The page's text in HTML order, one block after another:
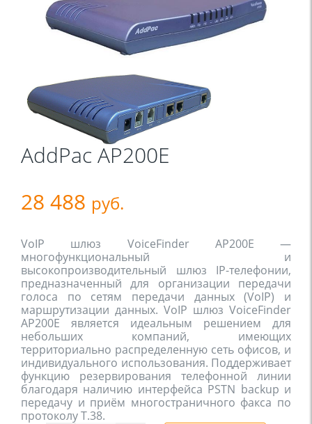
AddPac AP200E
28 488 руб.
VoIP шлюз VoiceFinder AP200E —
многофункциональный и
высокопроизводительный шлюз IP-телефонии,
предназначенный для организации передачи
голоса по сетям передачи данных (VoIP) и
маршрутизации данных. VoIP шлюз VoiceFinder
AP200E является идеальным решением для
небольших компаний, имеющих
территориально распределенную сеть офисов, и
индивидуального использования. Поддерживает
функцию резервирования телефонной линии
благодаря наличию интерфейса PSTN backup и
передачу и приём многостраничного факса по
протоколу T.38.